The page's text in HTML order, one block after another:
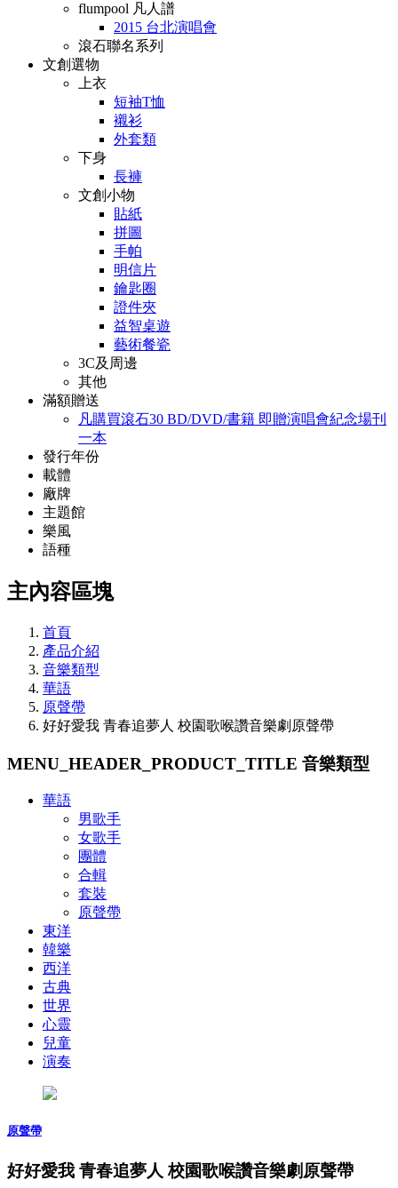
flumpool 凡人譜
2015 台北演唱會
滾石聯名系列
文創選物
上衣
短袖T恤
襯衫
外套類
下身
長褲
文創小物
貼紙
拼圖
手帕
明信片
鑰匙圈
證件夾
益智桌遊
藝術餐瓷
3C及周邊
其他
滿額贈送
凡購買滾石30 BD/DVD/書籍 即贈演唱會紀念場刊
一本
發行年份
載體
廠牌
主題館
樂風
語種
主內容區塊
首頁
產品介紹
音樂類型
華語
原聲帶
好好愛我 青春追夢人 校園歌喉讚音樂劇原聲帶
MENU_HEADER_PRODUCT_TITLE 音樂類型
華語
男歌手
女歌手
團體
合輯
套裝
原聲帶
東洋
韓樂
西洋
古典
世界
心靈
兒童
演奏
原聲帶
好好愛我 青春追夢人 校園歌喉讚音樂劇原聲帶